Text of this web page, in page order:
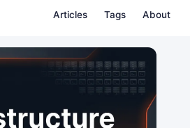
Articles Tags About